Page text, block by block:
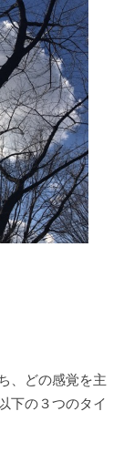
、どの感覚を主
下の３つのタイ